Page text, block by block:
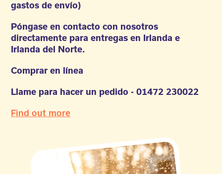
gastos de envío)
Póngase en contacto con nosotros
directamente para entregas en Irlanda e
Irlanda del Norte.
Comprar en línea
Llame para hacer un pedido - 01472 230022
Find out more